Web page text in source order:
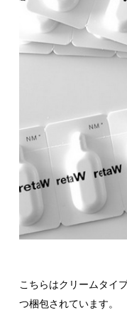
こちらはクリームタイ
つ梱包されています。